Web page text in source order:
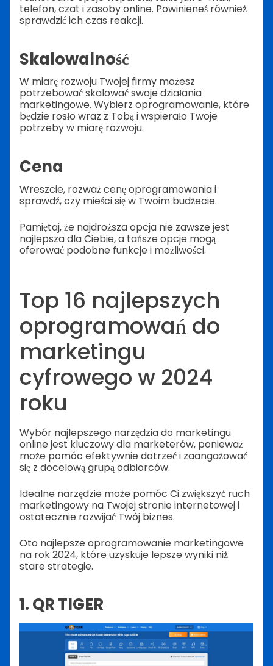
telefon, czat i zasoby online. Powinieneś również
sprawdzić ich czas reakcji.
Skalowalność
W miarę rozwoju Twojej firmy możesz
potrzebować skalować swoje działania
marketingowe. Wybierz oprogramowanie, które
będzie rosło wraz z Tobą i wspierało Twoje
potrzeby w miarę rozwoju.
Cena
Wreszcie, rozważ cenę oprogramowania i
sprawdź, czy mieści się w Twoim budżecie.
Pamiętaj, że najdroższa opcja nie zawsze jest
najlepsza dla Ciebie, a tańsze opcje mogą
oferować podobne funkcje i możliwości.
Top 16 najlepszych
oprogramowań do
marketingu
cyfrowego w 2024
roku
Wybór najlepszego narzędzia do marketingu
online jest kluczowy dla marketerów, ponieważ
może pomóc efektywnie dotrzeć i zaangażować
się z docelową grupą odbiorców.
Idealne narzędzie może pomóc Ci zwiększyć ruch
marketingowy na Twojej stronie internetowej i
ostatecznie rozwijać Twój biznes.
Oto najlepsze oprogramowanie marketingowe
na rok 2024, które uzyskuje lepsze wyniki niż
stare strategie.
1. QR TIGER